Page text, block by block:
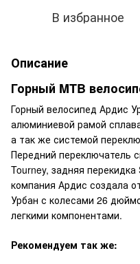
В избранное
Описание
Горный MTB
Горный велосипед Ардис
алюминиевой рамой
а так же системой
Передний переключатель
Tourney, задняя
компания Ардис создала
Урбан с колесами 26
легкими компонентами.
Рекомендуем так же: